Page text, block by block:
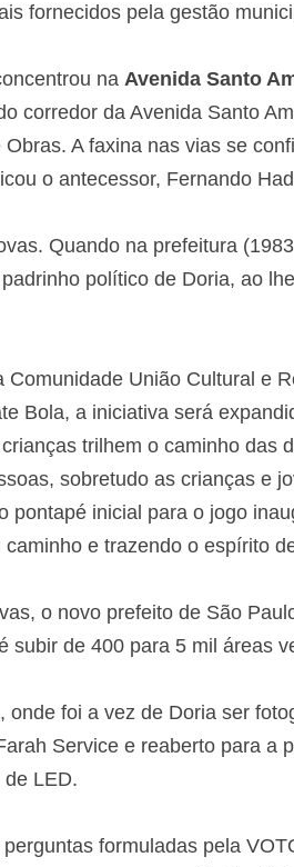
fornecidos pela gestão
na Avenida Santo
corredor da Avenida Santo
A faxina nas vias se
o antecessor, Fernando
Quando na prefeitura
político de Doria, ao
União Cultural e
Bola, a iniciativa será
trilhem o caminho das
sobretudo as crianças e
inicial para o jogo
e trazendo o espírito
o novo prefeito de São
subir de 400 para 5 mil áreas
onde foi a vez de Doria ser
Service e reaberto para a
LED.
formuladas pela